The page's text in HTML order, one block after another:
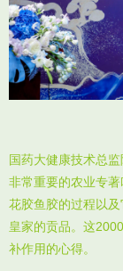
国药大健康技术总
非常重要的农业专
花胶鱼胶的过程以
皇家的贡品。这
补作用的心得。